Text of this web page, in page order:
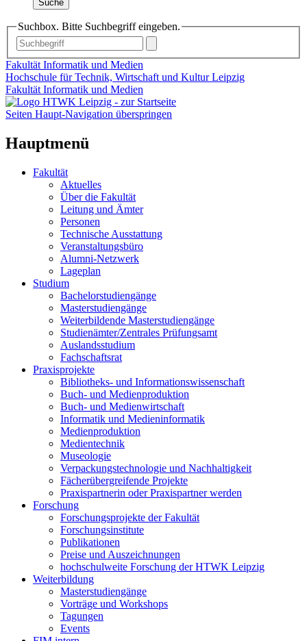
Suche
Suchbox. Bitte Suchbegriff eingeben.
Fakultät Informatik und Medien
Hochschule für Technik, Wirtschaft und Kultur Leipzig
Fakultät Informatik und Medien
Seiten Haupt-Navigation überspringen
Hauptmenü
Fakultät
Aktuelles
Über die Fakultät
Leitung und Ämter
Personen
Technische Ausstattung
Veranstaltungsbüro
Alumni-Netzwerk
Lageplan
Studium
Bachelorstudiengänge
Masterstudiengänge
Weiterbildende Masterstudiengänge
Studienämter/Zentrales Prüfungsamt
Auslandsstudium
Fachschaftsrat
Praxisprojekte
Bibliotheks- und Informationswissenschaft
Buch- und Medienproduktion
Buch- und Medienwirtschaft
Informatik und Medieninformatik
Medienproduktion
Medientechnik
Museologie
Verpackungstechnologie und Nachhaltigkeit
Fächerübergreifende Projekte
Praxispartnerin oder Praxispartner werden
Forschung
Forschungsprojekte der Fakultät
Forschungsinstitute
Publikationen
Preise und Auszeichnungen
hochschulweite Forschung der HTWK Leipzig
Weiterbildung
Masterstudiengänge
Vorträge und Workshops
Tagungen
Events